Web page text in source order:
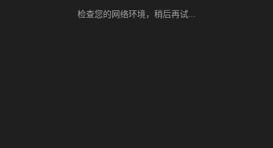
检查您的网络环境，稍后再试...